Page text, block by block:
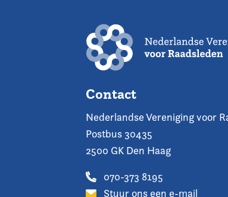
Contact
Nederlandse Vereniging voor
Postbus 30435
2500 GK Den Haag
070-373 8195
Stuur ons een e-mail